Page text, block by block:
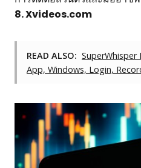
8. Xvideos.com
READ ALSO: SuperWhisper
App, Windows, Login,